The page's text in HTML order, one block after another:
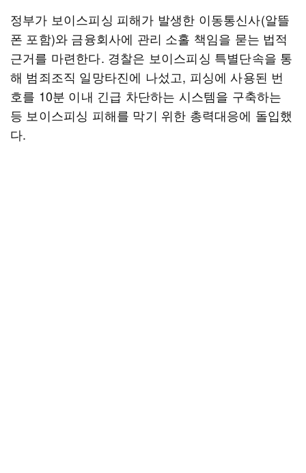
정부가 보이스피싱 피해가 발생한 이동통신사(알뜰
폰 포함)와 금융회사에 관리 소홀 책임을 묻는 법적
근거를 마련한다. 경찰은 보이스피싱 특별단속을 통
해 범죄조직 일망타진에 나섰고, 피싱에 사용된 번
호를 10분 이내 긴급 차단하는 시스템을 구축하는
등 보이스피싱 피해를 막기 위한 총력대응에 돌입했
다.